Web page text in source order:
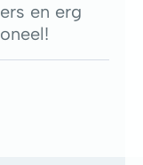
en erg